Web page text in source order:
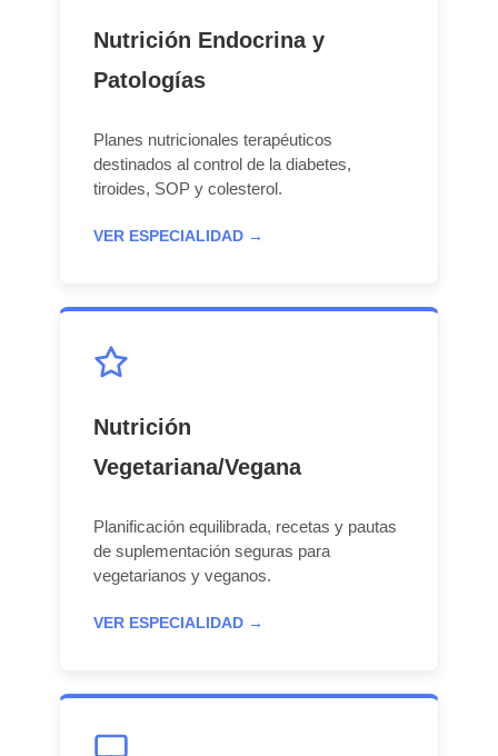
Nutrición Endocrina y
Patologías
Planes nutricionales terapéuticos
destinados al control de la diabetes,
tiroides, SOP y colesterol.
VER ESPECIALIDAD →
Nutrición
Vegetariana/Vegana
Planificación equilibrada, recetas y pautas
de suplementación seguras para
vegetarianos y veganos.
VER ESPECIALIDAD →